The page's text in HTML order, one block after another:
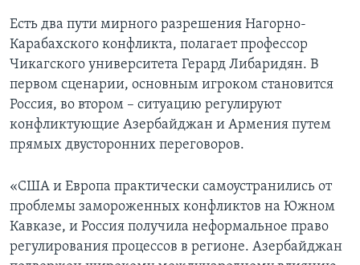
Есть два пути мирного разрешения Нагорно-
Карабахского конфликта, полагает профессор
Чикагского университета Герард Либаридян. В
первом сценарии, основным игроком становится
Россия, во втором – ситуацию регулируют
конфликтующие Азербайджан и Армения путем
прямых двусторонних переговоров.
«США и Европа практически самоустранились от
проблемы замороженных конфликтов на Южном
Кавказе, и Россия получила неформальное право
регулирования процессов в регионе. Азербайджан